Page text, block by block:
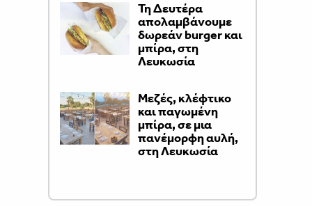
Τη Δευτέρα
απολαμβάνουμε
δωρεάν burger και
μπίρα, στη
Λευκωσία
Μεζές, κλέφτικο
και παγωμένη
μπίρα, σε μια
πανέμορφη αυλή,
στη Λευκωσία